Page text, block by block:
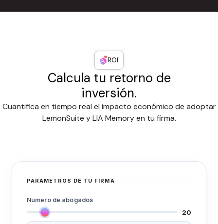
ROI
Calcula tu retorno de
inversión.
Cuantifica en tiempo real el impacto económico de adoptar
LemonSuite y LIA Memory en tu firma.
PARÁMETROS DE TU FIRMA
Número de abogados
20